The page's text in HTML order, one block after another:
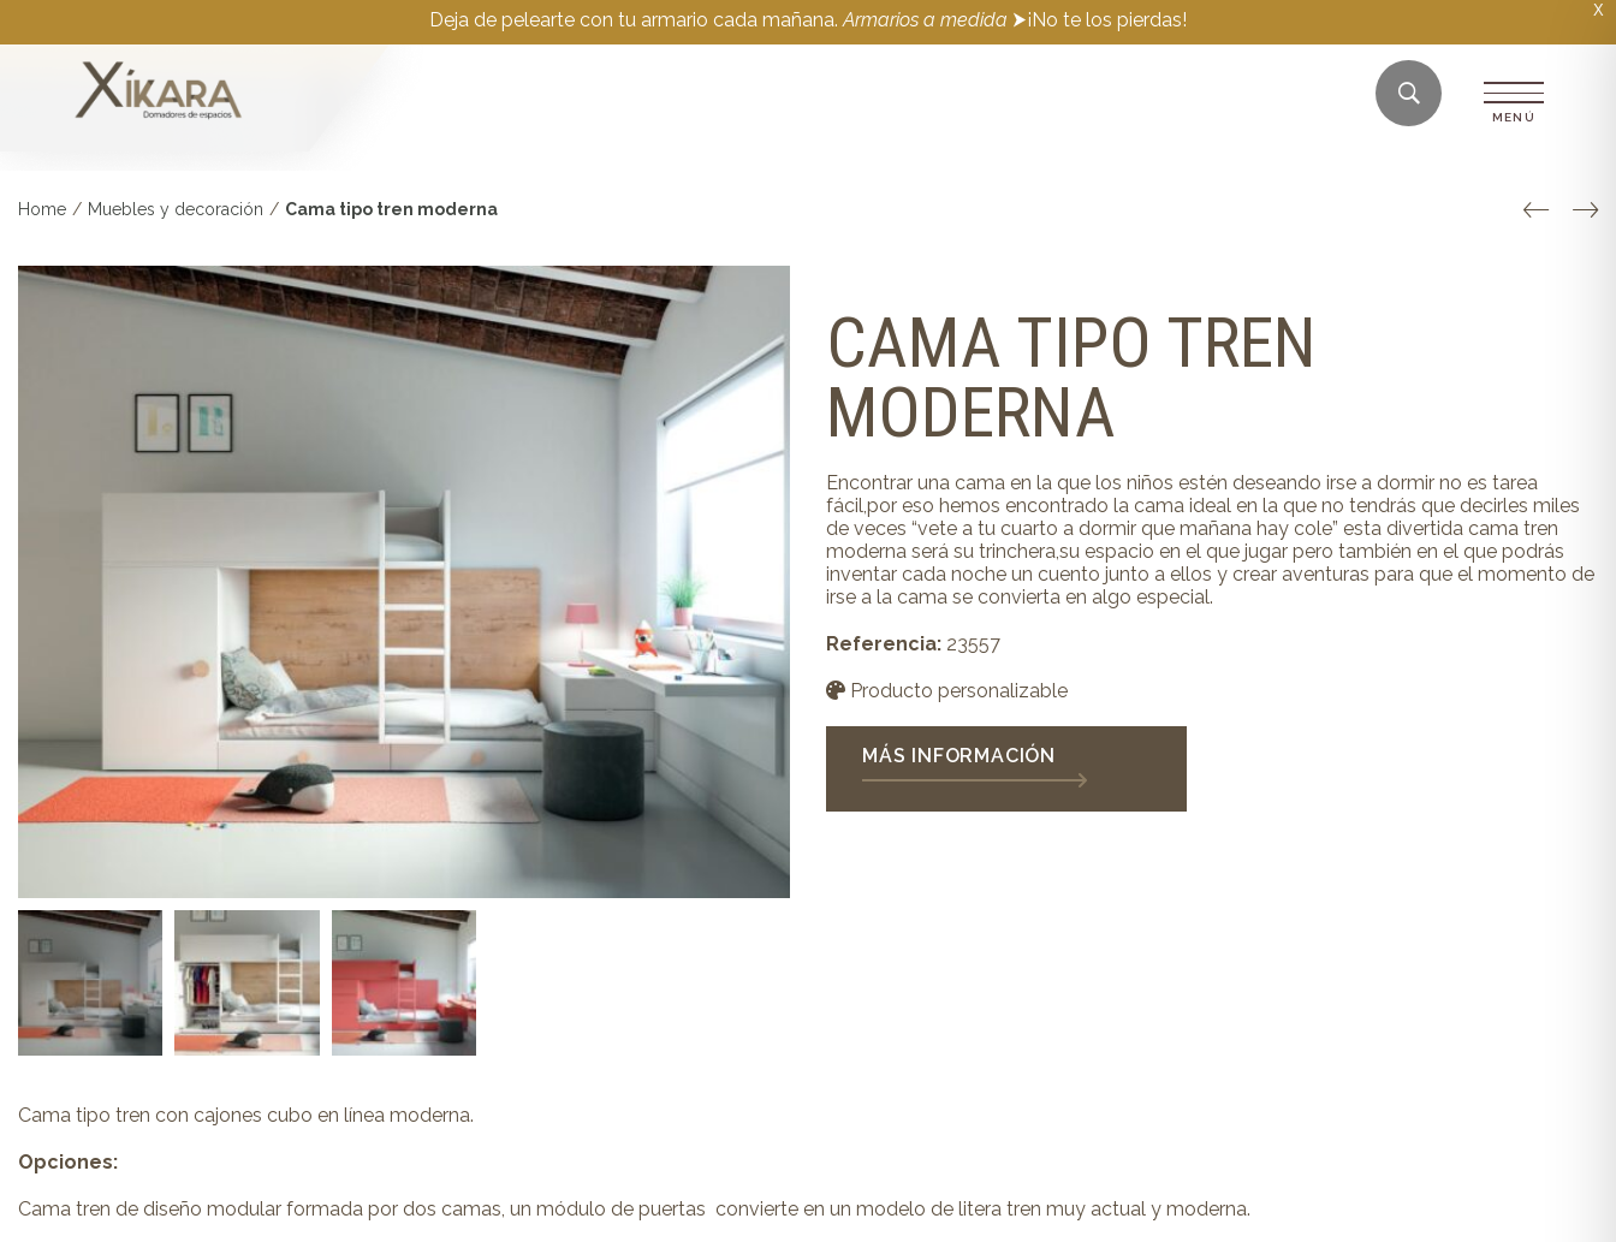
X
Deja de pelearte con tu armario cada mañana. Armarios a medida ⮞¡No te los pierdas!
Home / Muebles y decoración / Cama tipo tren moderna
CAMA TIPO TREN
MODERNA
Encontrar una cama en la que los niños estén deseando irse a dormir no es tarea
fácil,por eso hemos encontrado la cama ideal en la que no tendrás que decirles miles
de veces “vete a tu cuarto a dormir que mañana hay cole” esta divertida cama tren
moderna será su trinchera,su espacio en el que jugar pero también en el que podrás
inventar cada noche un cuento junto a ellos y crear aventuras para que el momento de
irse a la cama se convierta en algo especial.
Referencia: 23557
Producto personalizable
MÁS INFORMACIÓN
Cama tipo tren con cajones cubo en línea moderna.
Opciones:
Cama tren de diseño modular formada por dos camas, un módulo de puertas convierte en un modelo de litera tren muy actual y moderna.